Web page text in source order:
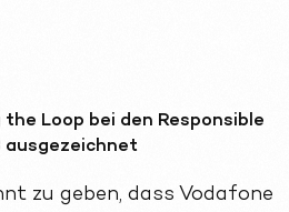
Loop bei den Responsible
ausgezeichnet
zu geben, dass Vodafone